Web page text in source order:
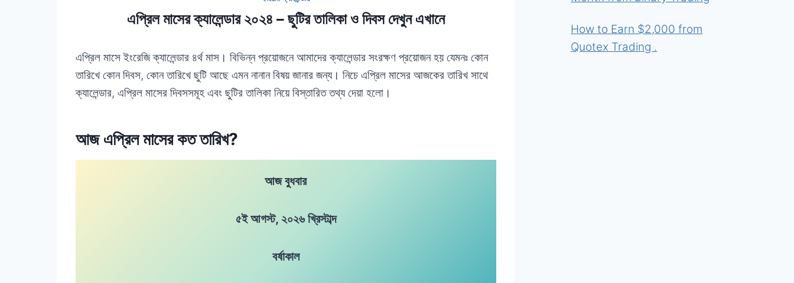
এপ্রিল মাসের ক্যালেন্ডার ২০২৪ – ছুটির তালিকা ও দিবস দেখুন এখানে
এপ্রিল মাসে ইংরেজি ক্যালেন্ডার ৪র্থ মাস। বিভিন্ন প্রয়োজনে আমাদের ক্যালেন্ডার সংরক্ষণ প্রয়োজন হয় যেমনঃ কোন
তারিখে কোন দিবস, কোন তারিখে ছুটি আছে এমন নানান বিষয় জানার জন্য। নিচে এপ্রিল মাসের আজকের তারিখ সাথে
ক্যালেন্ডার, এপ্রিল মাসের দিবসসমূহ এবং ছুটির তালিকা নিয়ে বিস্তারিত তথ্য দেয়া হলো।
আজ এপ্রিল মাসের কত তারিখ?
আজ বুধবার
৫ই আগস্ট, ২০২৬ খ্রিস্টাব্দ
বর্ষাকাল
How to Earn $2,000 from
Quotex Trading .